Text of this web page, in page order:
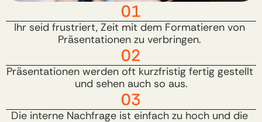
01
Ihr seid frustriert, Zeit mit dem Formatieren von
Präsentationen zu verbringen. ​
02
Präsentationen werden oft kurzfristig fertig gestellt
und sehen auch so aus.​
03
Die interne Nachfrage ist einfach zu hoch und die